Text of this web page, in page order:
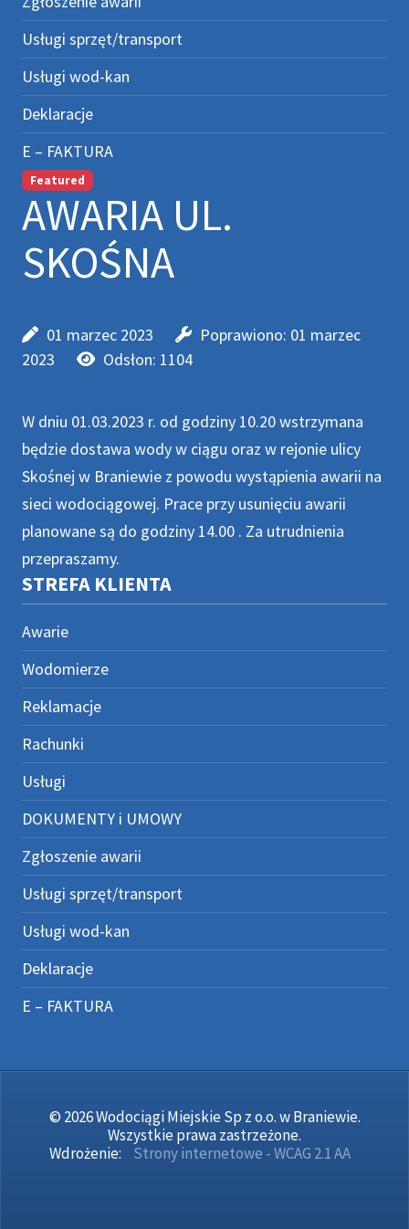
Usługi sprzęt/transport
Usługi wod-kan
Deklaracje
E – FAKTURA
Featured
AWARIA UL.
SKOŚNA
01 marzec 2023
Poprawiono: 01 marzec
2023
Odsłon: 1104
W dniu 01.03.2023 r. od godziny 10.20 wstrzymana
będzie dostawa wody w ciągu oraz w rejonie ulicy
Skośnej w Braniewie z powodu wystąpienia awarii na
sieci wodociągowej. Prace przy usunięciu awarii
planowane są do godziny 14.00 . Za utrudnienia
przepraszamy.
STREFA KLIENTA
Awarie
Wodomierze
Reklamacje
Rachunki
Usługi
DOKUMENTY i UMOWY
Zgłoszenie awarii
Usługi sprzęt/transport
Usługi wod-kan
Deklaracje
E – FAKTURA
© 2026 Wodociągi Miejskie Sp z o.o. w Braniewie.
Wszystkie prawa zastrzeżone.
Wdrożenie:
Strony internetowe - WCAG 2.1 AA